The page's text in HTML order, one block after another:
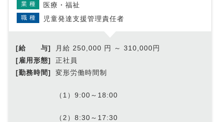
業種 医療・福祉
職種 児童発達支援管理責任者
[給 与]
月給 250,000 円 ～ 310,000円
[雇用形態]
正社員
[勤務時間]
変形労働時間制
（1）9:00～18:00
（2）8:30～17:30